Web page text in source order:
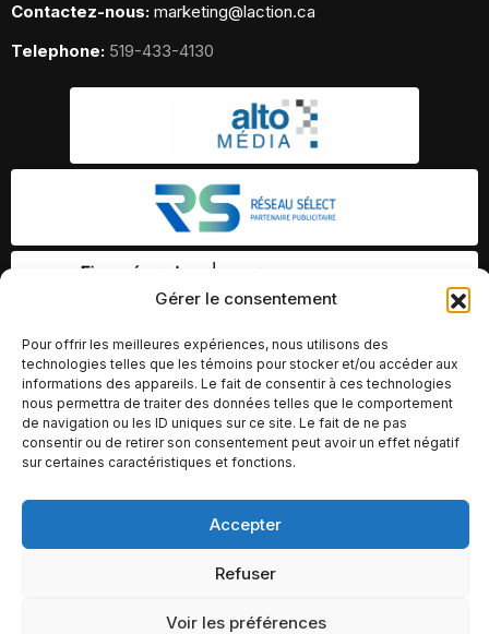
Gérer le consentement
Pour offrir les meilleures expériences, nous utilisons des
technologies telles que les témoins pour stocker et/ou accéder aux
informations des appareils. Le fait de consentir à ces technologies
nous permettra de traiter des données telles que le comportement
de navigation ou les ID uniques sur ce site. Le fait de ne pas
consentir ou de retirer son consentement peut avoir un effet négatif
sur certaines caractéristiques et fonctions.
Accepter
Refuser
Voir les préférences
Contactez-nous: marketing@laction.ca
Telephone: 519-433-4130
© Copyright 2026 – Altomédia Inc |